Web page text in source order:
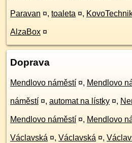
Paravan ¤, toaleta ¤,
AlzaBox ¤
Doprava
Mendlovo náměstí ¤, Mendlovo
náměstí ¤, automat na lístky ¤,
Mendlovo náměstí ¤, Mendlovo
Václavská ¤, Václavská ¤,